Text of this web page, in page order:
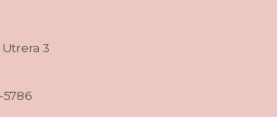
Utrera 3
5786